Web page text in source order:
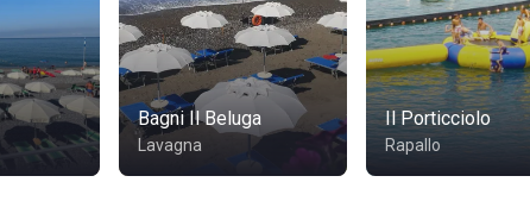
Bagni Il Beluga
Lavagna
Il Porticciolo
Rapallo